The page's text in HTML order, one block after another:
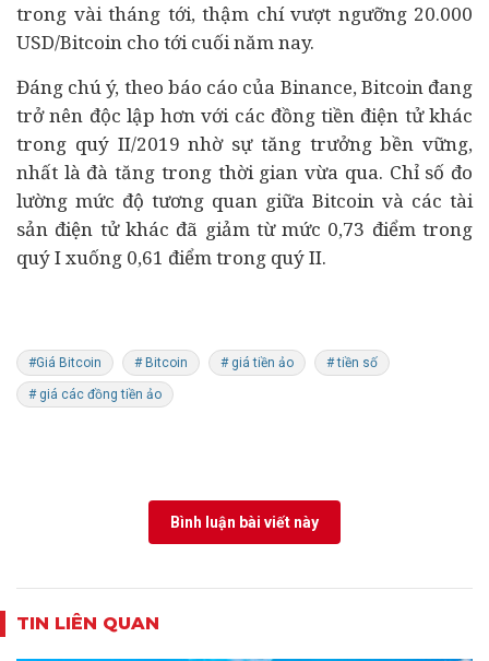
trong vài tháng tới, thậm chí vượt ngưỡng 20.000
USD/Bitcoin cho tới cuối năm nay.
Đáng chú ý, theo báo cáo của Binance, Bitcoin đang
trở nên độc lập hơn với các đồng tiền điện tử khác
trong quý II/2019 nhờ sự tăng trưởng bền vững,
nhất là đà tăng trong thời gian vừa qua. Chỉ số đo
lường mức độ tương quan giữa Bitcoin và các tài
sản điện tử khác đã giảm từ mức 0,73 điểm trong
quý I xuống 0,61 điểm trong quý II.
#Giá Bitcoin # Bitcoin # giá tiền ảo # tiền số
# giá các đồng tiền ảo
Bình luận bài viết này
TIN LIÊN QUAN